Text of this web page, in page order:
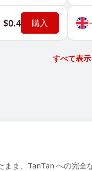
$0.4 購入
すべて表示
ま、TanTan への完